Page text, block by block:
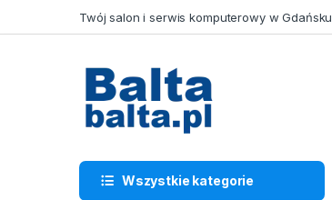
Skip to navigationTwój salon i serwis komputerowy w Gdańsku
Wszystkie kategorie